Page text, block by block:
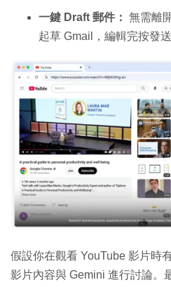
一鍵 Draft 郵件： 無需離
起草 Gmail，編輯完按發送
假設你在觀看 YouTube 影片時
影片內容與 Gemini 進行討論。